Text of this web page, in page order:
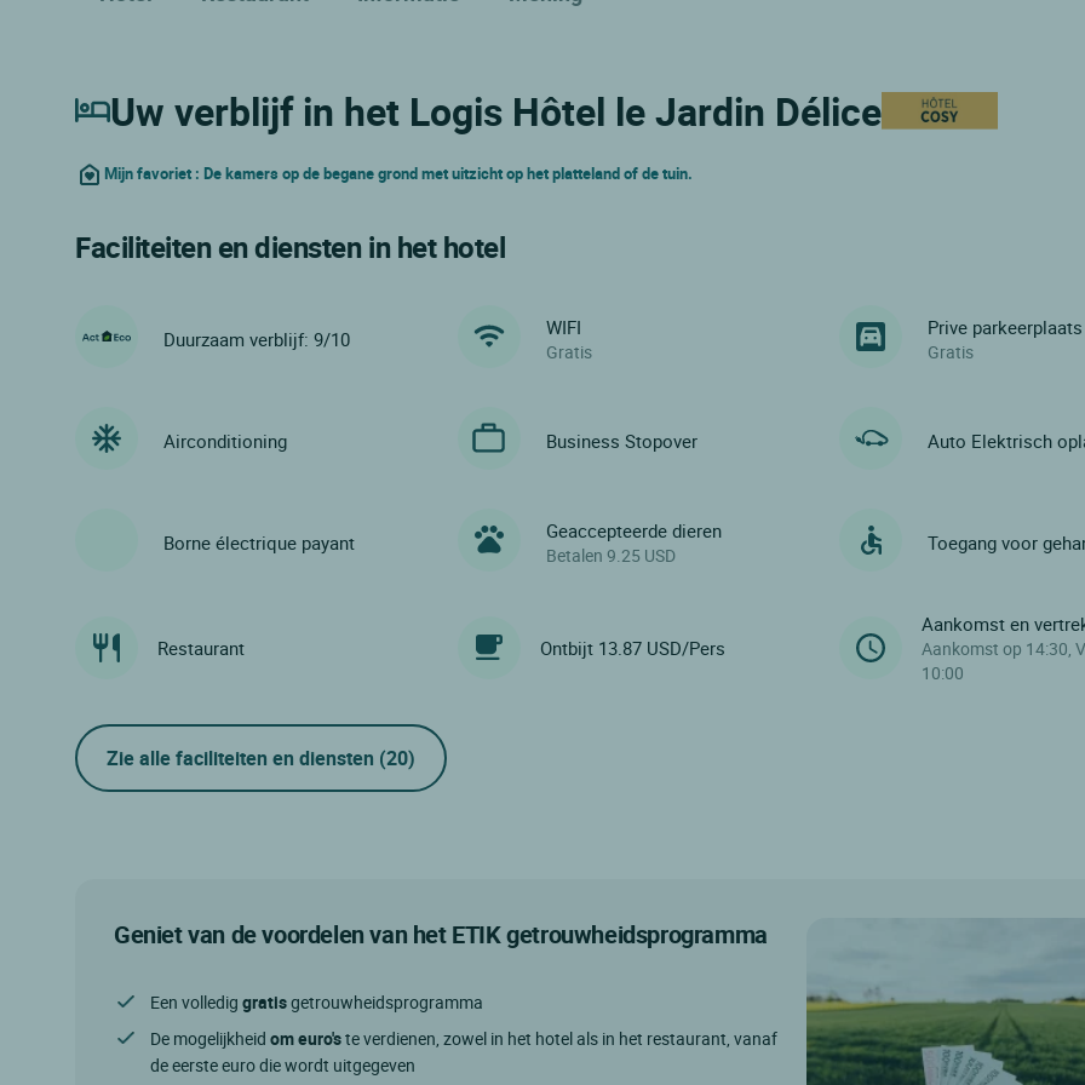
Uw verblijf in het Logis Hôtel le Jardin Délice
Mijn favoriet : De kamers op de begane grond met uitzicht op het platteland of de tuin.
Faciliteiten en diensten in het hotel
Duurzaam verblijf: 9/10 WIFI
Gratis
Prive parkeerplaats
Gratis
Airconditioning Business Stopover Auto Elektrisch
Borne électrique payant Geaccepteerde dieren
Betalen 9.25 USD
Toegang voor
Restaurant Ontbijt 13.87 USD/Pers
Aankomst en
Aankomst op 14:30,
10:00
Zie alle faciliteiten en diensten (20)
Geniet van de voordelen van het ETIK getrouwheidsprogramma
Een volledig gratisgetrouwheidsprogramma
De mogelijkheid om euro'ste verdienen, zowel in het hotel als in het restaurant, vanaf
de eerste euro die wordt uitgegeven